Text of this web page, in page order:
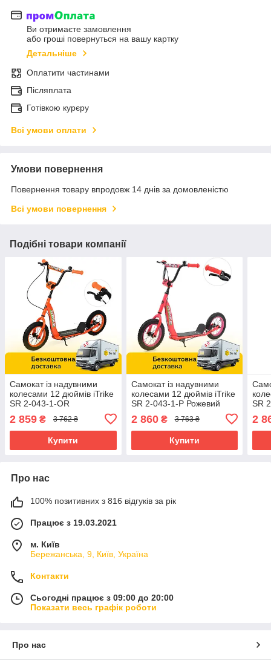
Ви отримаєте замовлення
або гроші повернуться на вашу картку
Детальніше
Оплатити частинами
Післяплата
Готівкою курєру
Всі умови оплати
Умови повернення
Повернення товару впродовж 14 днів за домовленістю
Всі умови повернення
Подібні товари компанії
Самокат із надувними
колесами 12 дюймів iTrike
SR 2-043-1-OR
2 859 ₴ 3 762 ₴
Купити
Самокат із надувними
колесами 12 дюймів iTrike
SR 2-043-1-P Рожевий
2 860₴ 3 763 ₴
Купити
SR
2
Про нас
100% позитивних з 816 відгуків за рік
Працює з 19.03.2021
м. Київ
Бережанська, 9, Київ, Україна
Контакти
Сьогодні працює з 09:00 до 20:00
Показати весь графік роботи
Про нас